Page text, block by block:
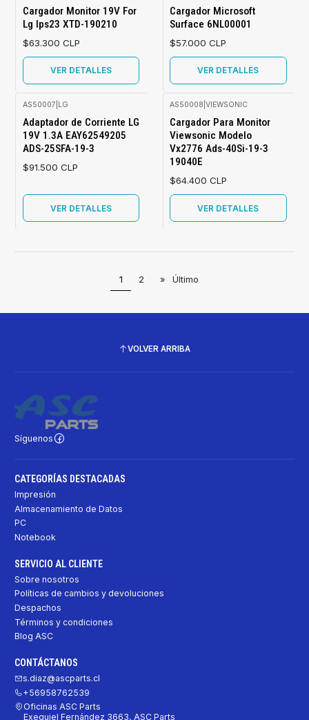
Cargador Monitor 19V For
Lg Ips23 XTD-190210
$63.300 CLP
VER DETALLES
Cargador Microsoft
Surface 6NL00001
$57.000 CLP
VER DETALLES
AS50007 LG
Adaptador de Corriente LG
19V 1.3A EAY62549205
ADS-25SFA-19-3
$91.500 CLP
VER DETALLES
AS50008 VIEWSONIC
Cargador Para Monitor
Viewsonic Modelo
Vx2776 Ads-40Si-19-3
19040E
$64.400 CLP
VER DETALLES
1 2 » Último
VOLVER ARRIBA
Síguenos
CATEGORÍAS DESTACADAS
Impresión
Almacenamiento de Datos
PC
Notebook
SERVICIO AL CLIENTE
Sobre nosotros
Políticas de cambios y devoluciones
Despachos
Términos y condiciones
Blog ASC
CONTÁCTANOS
s.diaz@ascparts.cl
+56958762539
Oficinas ASC Parts
Exequiel Fernández 3663, ASC Parts